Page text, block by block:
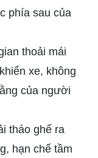
phía sau của
thoải mái
xe, không
của người
tháo ghế ra
hạn chế tầm